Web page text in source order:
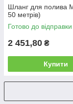
Шланг для полива
50 метрів)
Готово до відправки
2 451,80 ₴
Купити